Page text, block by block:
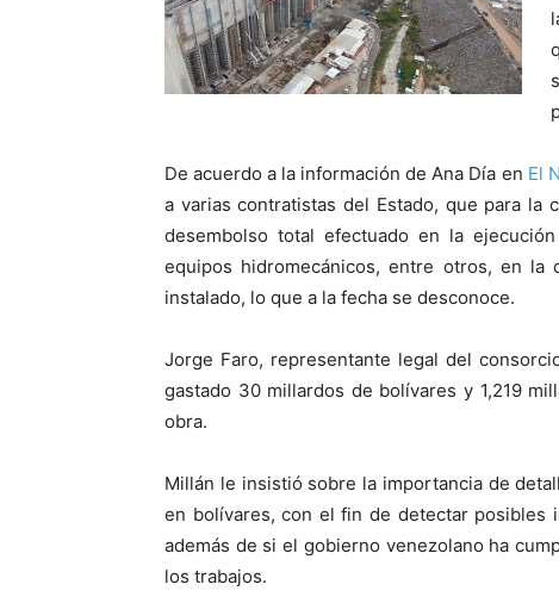
De acuerdo a la información de Ana Día en El
a varias contratistas del Estado, que para la
desembolso total efectuado en la
equipos hidromecánicos, entre otros, en la
instalado, lo que a la fecha se desconoce.
Jorge Faro, representante legal del
gastado 30 millardos de bolívares y 1,219
obra.
Millán le insistió sobre la importancia de
en bolívares, con el fin de detectar posibles
además de si el gobierno venezolano ha
los trabajos.